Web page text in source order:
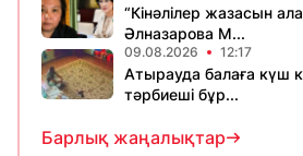
“Кінәлілер жазасын
Әлназарова М...
09.08.2026 12:17
Атырауда балаға күш
тәрбиеші бұр...
Барлық жаңалықтар